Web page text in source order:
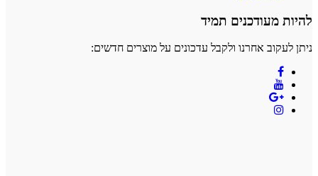
להיות מעודכנים תמיד
ניתן לעקוב אחרנו ולקבל עדכונים על מוצרים חדשים: